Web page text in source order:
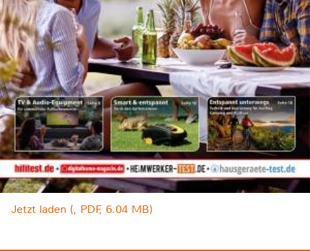
Jetzt laden (, PDF, 6.04 MB)